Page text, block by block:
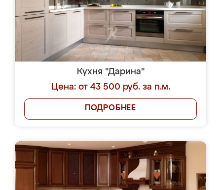
Кухня "Дарина"
Цена: от 43 500 руб. за п.м.
ПОДРОБНЕЕ